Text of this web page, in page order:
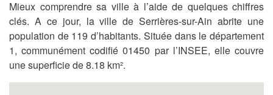
Mieux comprendre sa ville à l’aide de quelques chiffres
clés. A ce jour, la ville de Serrières-sur-Ain abrite une
population de 119 d’habitants. Située dans le département
1, communément codifié 01450 par l’INSEE, elle couvre
une superficie de 8.18 km².